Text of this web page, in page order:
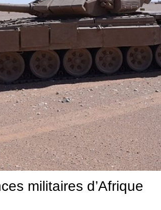
militaires d’Afrique